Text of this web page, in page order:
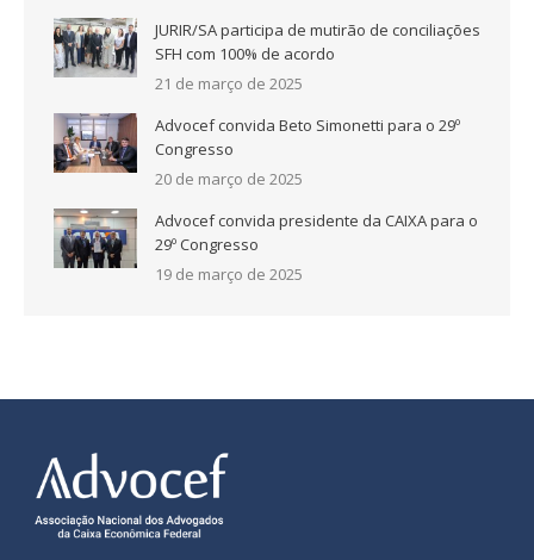
JURIR/SA participa de mutirão de conciliações
SFH com 100% de acordo
21 de março de 2025
Advocef convida Beto Simonetti para o 29º
Congresso
20 de março de 2025
Advocef convida presidente da CAIXA para o
29º Congresso
19 de março de 2025